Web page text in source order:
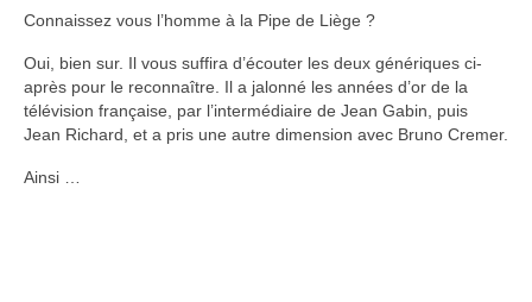
Connaissez vous l’homme à la Pipe de Liège ?
Oui, bien sur. Il vous suffira d’écouter les deux génériques ci-
après pour le reconnaître. Il a jalonné les années d’or de la
télévision française, par l’intermédiaire de Jean Gabin, puis
Jean Richard, et a pris une autre dimension avec Bruno Cremer.
Ainsi …